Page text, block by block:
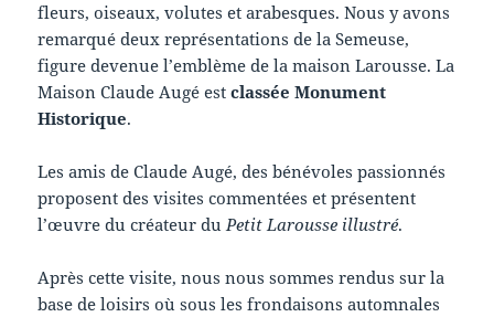
fleurs, oiseaux, volutes et arabesques. Nous y avons
remarqué deux représentations de la Semeuse,
figure devenue l’emblème de la maison Larousse. La
Maison Claude Augé estclassée Monument
Historique.
Les amis de Claude Augé, des bénévoles passionnés
proposent des visites commentées et présentent
l’œuvre du créateur duPetit Larousse illustré.
Après cette visite, nous nous sommes rendus sur la
base de loisirs où sous les frondaisons automnales